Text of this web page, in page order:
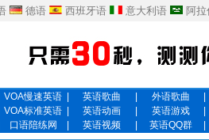
德语 西班牙语 意大利语 阿
VOA慢速英语 英语歌曲 外语歌曲
VOA标准英语 英语动画 英语游戏
口语陪练网 英语视频 英语QQ群